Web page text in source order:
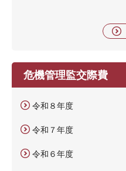
危機管理監交際費
令和８年度
令和７年度
令和６年度